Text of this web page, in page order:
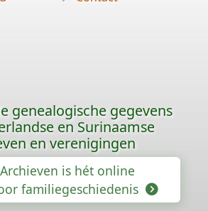
genealogische gegevens
en Surinaamse
en verenigingen
is hét online
familiegeschiedenis